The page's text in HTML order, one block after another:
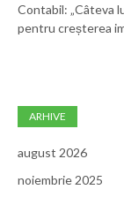
Contabil: „Câteva
pentru creșterea
ARHIVE
august 2026
noiembrie 2025